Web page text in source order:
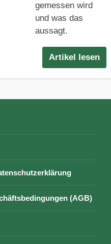
gemessen wird
und was das
aussagt.
Artikel lesen
(AGB)